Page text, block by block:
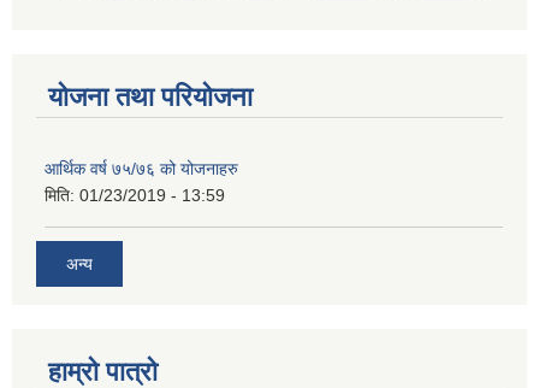
योजना तथा परियोजना
आर्थिक वर्ष ७५/७६ को योजनाहरु
मिति: 01/23/2019 - 13:59
अन्य
हाम्रो पात्रो